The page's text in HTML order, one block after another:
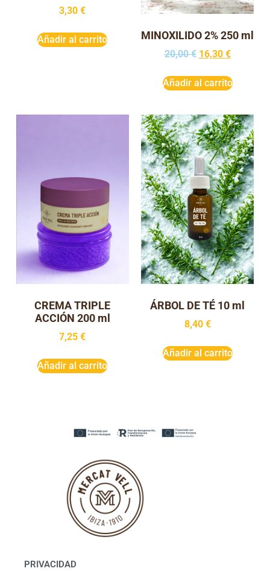
3,30€
Añadir al carrito MINOXILIDO 2% 250 ml
20,00€ 16,30 €
Añadir al carrito
CREMA TRIPLE
ACCIÓN 200 ml
7,25€
Añadir al carrito
ÁRBOL DE TÉ 10 ml
8,40 €
Añadir al carrito
PRIVACIDAD